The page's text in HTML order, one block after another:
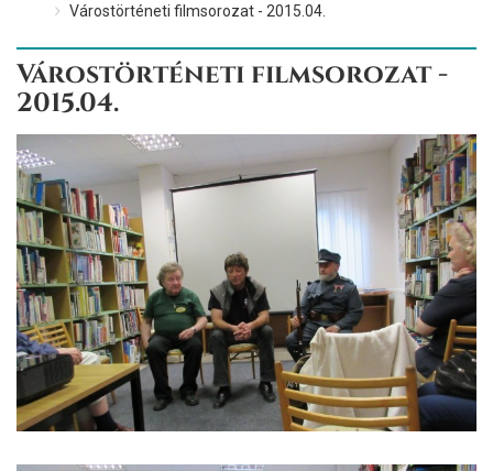
Várostörténeti filmsorozat - 2015.04.
Várostörténeti filmsorozat -
2015.04.